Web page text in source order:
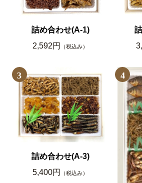
詰め合わせ(A-1)
2,592円
（税込み）
3
詰め合わせ(A-3)
5,400円
（税込み）
4